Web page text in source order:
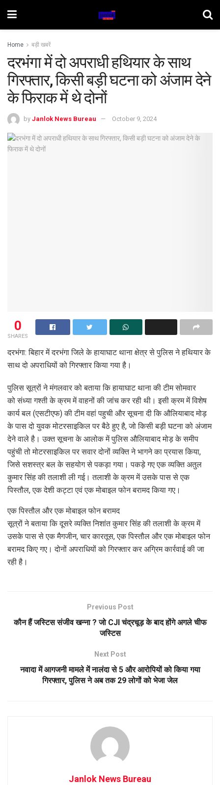
Home बड़ी खबरें
दरभंगा में दो अपराधी हथियार के साथ
गिरफ्तार, किसी बड़ी घटना को अंजाम देने
के फिराक में थे दोनों
by Janlok News Bureau October 9, 2024
0
SHARES
दरभंगा: बिहार में दरभंगा जिले के हायाघाट थाना क्षेत्र से पुलिस ने हथियार के
साथ दो अपराधियों को गिरफ्तार किया गया है।
पुलिस सूत्रों ने मंगलवार को बताया कि हायाघाट थाना की टीम सोमवार
को संध्या गश्ती के क्रम में वाहनों की जांच कर रही थी। इसी क्रम में विशेष
कार्य बल (एसटीएफ) की टीम वहां पहुची और सूचना दी कि औलियाबाद मोड़
के पास दो युवक मोटरसाइकिल पर बैठे हुए है, जो किसी बड़ी घटना को अंजाम
देने वाले है। उक्त सूचना के आलोक में पुलिस औलियाबाद मोड़ के समीप
पहुंची तो मोटरसाइकिल पर सवार दोनों व्यक्ति ने भागने का प्रयास किया,
जिसे सशस्त्र बल के सहयोग से पकड़ा गया। पकड़े गए एक व्यक्ति अतुल
कुमार सिंह की तलाशी ली गई। तलाशी के क्रम में उसके पास से एक
पिस्तौल, एक देशी कट्टा एवं एक मोबाइल फोन बरामद किया गए।
एक पिस्तौल और एक मोबाइल फोन बरामद
सूत्रों ने बताया कि दूसरे व्यक्ति निशांत कुमार सिंह की तलाशी के क्रम में
उसके पास से एक मैगजीन, चार कारतूस, एक पिस्तौल और एक मोबाइल फोन
बरामद किए गए। दोनों अपराधियों को गिरफ्तार कर अग्रिम कार्रवाई की जा
रही है।
Previous Post
कौन हैं जस्टिस संजीव खन्ना ? जो CJI चंद्रचूड़ के बाद होंगे अगले चीफ
जस्टिस
Next Post
नवादा में आगजनी मामले में नालंदा से 5 और आरोपियों को किया गया
गिरफ्तार, पुलिस ने अब तक 29 लोगों को भेजा जेल
Janlok News Bureau